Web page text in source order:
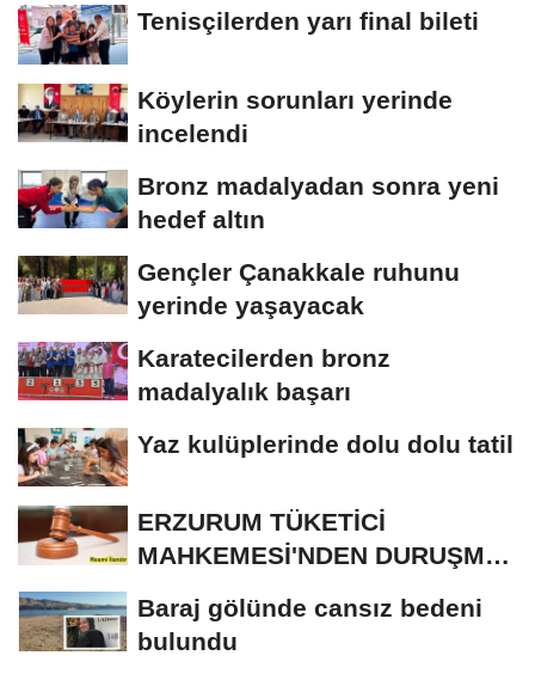
Tenisçilerden yarı final bileti
Köylerin sorunları yerinde
incelendi
Bronz madalyadan sonra yeni
hedef altın
Gençler Çanakkale ruhunu
yerinde yaşayacak
Karatecilerden bronz
madalyalık başarı
Yaz kulüplerinde dolu dolu tatil
ERZURUM TÜKETİCİ
MAHKEMESİ'NDEN DURUŞMA
Baraj gölünde cansız bedeni
bulundu